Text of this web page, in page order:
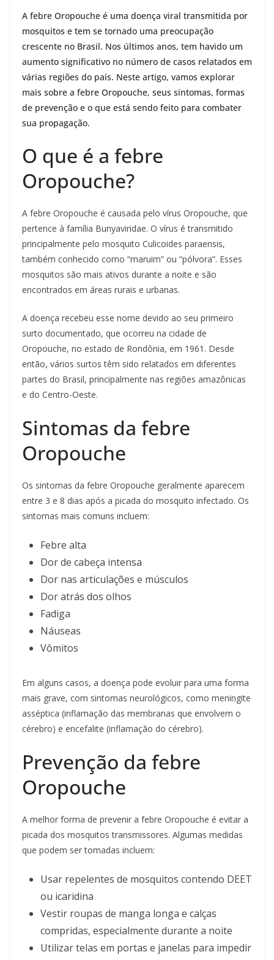
A febre Oropouche é uma doença viral transmitida por
mosquitos e tem se tornado uma preocupação
crescente no Brasil. Nos últimos anos, tem havido um
aumento significativo no número de casos relatados em
várias regiões do país. Neste artigo, vamos explorar
mais sobre a febre Oropouche, seus sintomas, formas
de prevenção e o que está sendo feito para combater
sua propagação.
O que é a febre
Oropouche?
A febre Oropouche é causada pelo vírus Oropouche, que
pertence à família Bunyaviridae. O vírus é transmitido
principalmente pelo mosquito Culicoides paraensis,
também conhecido como “maruim” ou “pólvora”. Esses
mosquitos são mais ativos durante a noite e são
encontrados em áreas rurais e urbanas.
A doença recebeu esse nome devido ao seu primeiro
surto documentado, que ocorreu na cidade de
Oropouche, no estado de Rondônia, em 1961. Desde
então, vários surtos têm sido relatados em diferentes
partes do Brasil, principalmente nas regiões amazônicas
e do Centro-Oeste.
Sintomas da febre
Oropouche
Os sintomas da febre Oropouche geralmente aparecem
entre 3 e 8 dias após a picada do mosquito infectado. Os
sintomas mais comuns incluem:
Febre alta
Dor de cabeça intensa
Dor nas articulações e músculos
Dor atrás dos olhos
Fadiga
Náuseas
Vômitos
Em alguns casos, a doença pode evoluir para uma forma
mais grave, com sintomas neurológicos, como meningite
asséptica (inflamação das membranas que envolvem o
cérebro) e encefalite (inflamação do cérebro).
Prevenção da febre
Oropouche
A melhor forma de prevenir a febre Oropouche é evitar a
picada dos mosquitos transmissores. Algumas medidas
que podem ser tomadas incluem:
Usar repelentes de mosquitos contendo DEET
ou icaridina
Vestir roupas de manga longa e calças
compridas, especialmente durante a noite
Utilizar telas em portas e janelas para impedir